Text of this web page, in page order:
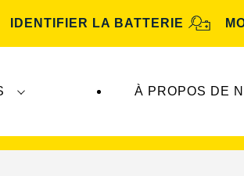
IDENTIFIER LA BATTERIE
À PROPOS DE